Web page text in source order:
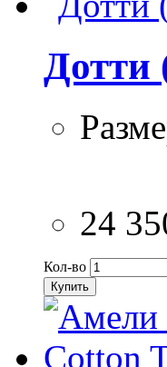
Дотти
24
Кол-во
Купить